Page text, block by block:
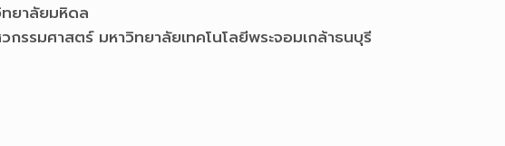
ยาลัยมหิดล
รมศาสตร์ มหาวิทยาลัยเทคโนโลยีพระจอมเกล้าธนบุรี